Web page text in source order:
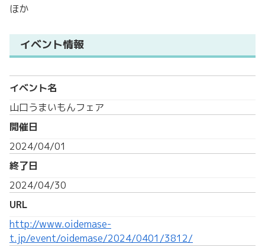
ほか
イベント情報
イベント名
山口うまいもんフェア
開催日
2024/04/01
終了日
2024/04/30
URL
http://www.oidemase-
t.jp/event/oidemase/2024/0401/3812/